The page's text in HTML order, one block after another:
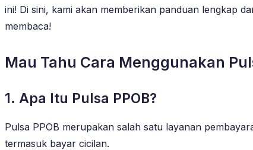
ini! Di sini, kami akan memberikan panduan lengkap
membaca!
Mau Tahu Cara Menggunakan
1. Apa Itu Pulsa PPOB?
Pulsa PPOB merupakan salah satu layanan
termasuk bayar cicilan.